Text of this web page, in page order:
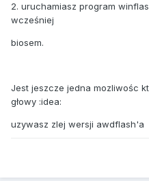
2. uruchamiasz program
wcześniej
biosem.
Jest jeszcze jedna mozliwośc
głowy :idea:
uzywasz zlej wersji awdflash'a